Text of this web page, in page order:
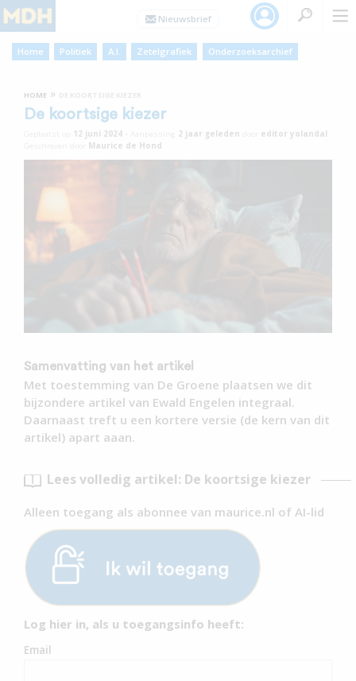
Home Politiek A.I. Zetelgrafiek Onderzoeksarchief
HOME »
De koortsige kiezer
12 juni 2024 2 jaar geleden
editor yolandal
Maurice de Hond
Samenvatting van het artikel
Met toestemming van De Groene plaatsen we dit
bijzondere artikel van Ewald Engelen integraal.
Daarnaast treft u een kortere versie (de kern van dit
artikel) apart aaan.
Lees volledig artikel: De koortsige kiezer
Alleen toegang als abonnee van maurice.nl of AI-lid
Log hier in, als u toegangsinfo heeft:
Email